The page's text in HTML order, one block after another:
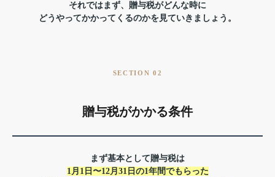
それではまず、贈与税がどんな時に
どうやってかかってくるのかを見ていきましょう。
SECTION 02
贈与税がかかる条件
まず基本として贈与税は
1月1日〜12月31日の1年間でもらった